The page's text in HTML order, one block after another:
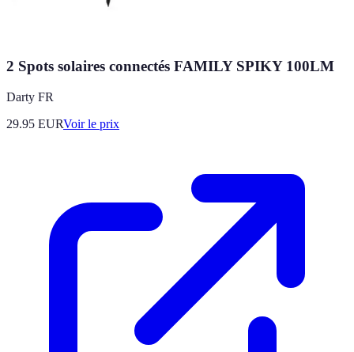
2 Spots solaires connectés FAMILY SPIKY 100LM
Darty FR
29.95 EURVoir le prix